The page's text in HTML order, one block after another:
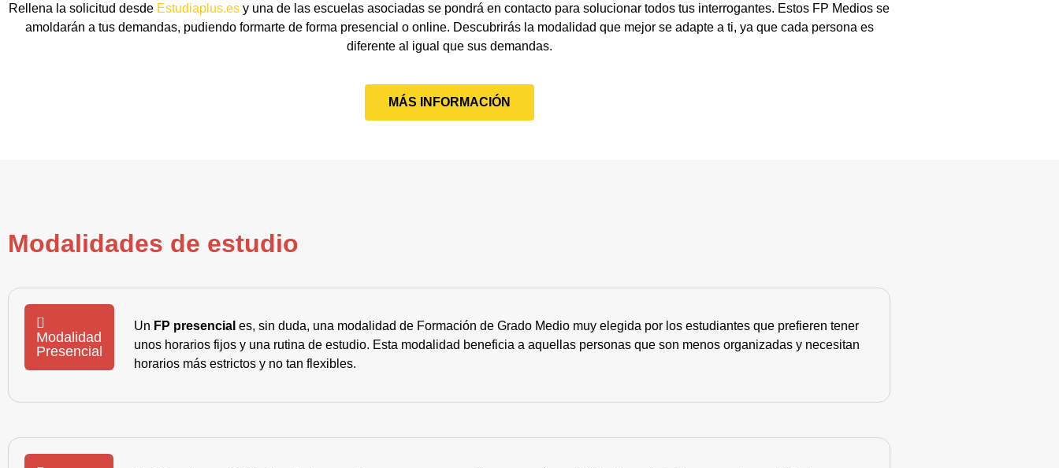
Rellena la solicitud desde Estudiaplus.es y una de las escuelas asociadas se pondrá en contacto para solucionar todos tus interrogantes. Estos FP Medios se
amoldarán a tus demandas, pudiendo formarte de forma presencial o online. Descubrirás la modalidad que mejor se adapte a ti, ya que cada persona es
diferente al igual que sus demandas.
MÁS INFORMACIÓN
Modalidades de estudio
Modalidad
Presencial
Un FP presencial es, sin duda, una modalidad de Formación de Grado Medio muy elegida por los estudiantes que prefieren tener
unos horarios fijos y una rutina de estudio. Esta modalidad beneficia a aquellas personas que son menos organizadas y necesitan
horarios más estrictos y no tan flexibles.